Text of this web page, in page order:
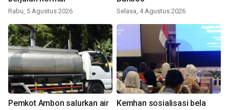
Rabu, 5 Agustus 2026 Selasa, 4 Agustus 2026
Pemkot Ambon salurkan air
Kemhan sosialisasi bela